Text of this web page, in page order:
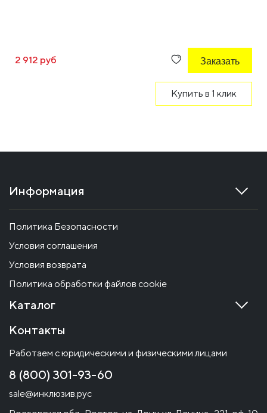
2 912 руб Заказать
Купить в 1 клик
Информация
Политика Безопасности
Условия соглашения
Условия возврата
Политика обработки файлов cookie
Каталог
Контакты
Работаем с юридическими и физическими лицами
8 (800) 301-93-60
sale@инклюзив.рус